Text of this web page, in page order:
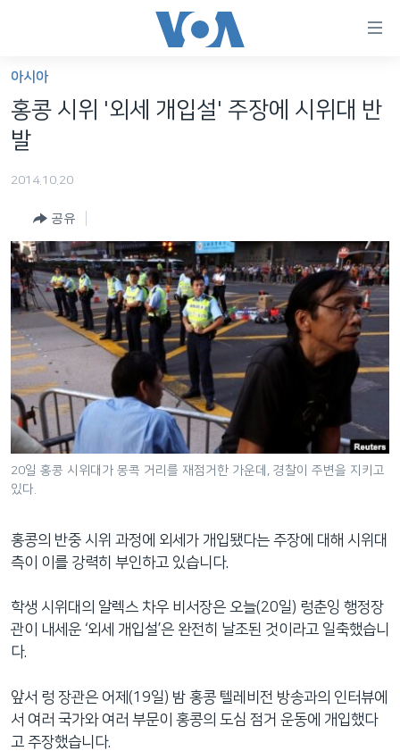
가
능
링
텐
츠
이
동
메
인
비
이
등
한반도
세계
프로그램
주파수 안내
FOLLOW US
언어 선택
아시아
홍콩 시위 '외세 개입설' 주장에 시위대 반
발
2014.10.20
공유
20일 홍콩 시위대가 몽콕 거리를 재점거한 가운데, 경찰이 주변을 지키고
있다.
홍콩의 반중 시위 과정에 외세가 개입됐다는 주장에 대해 시위대
측이 이를 강력히 부인하고 있습니다.
학생 시위대의 알렉스 차우 비서장은 오늘(20일) 렁춘잉 행정장
관이 내세운 ‘외세 개입설’은 완전히 날조된 것이라고 일축했습니
다.
앞서 렁 장관은 어제(19일) 밤 홍콩 텔레비전 방송과의 인터뷰에
서 여러 국가와 여러 부문이 홍콩의 도심 점거 운동에 개입했다
고 주장했습니다.